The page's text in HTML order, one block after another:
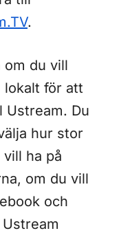
.
om du vill
lokalt för att
Ustream. Du
hur stor
ha på
om du vill
och